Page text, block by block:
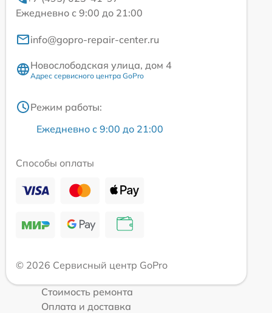
Ежедневно с 9:00 до 21:00
info@gopro-repair-center.ru
Новослободская улица, дом 4
Адрес сервисного центра GoPro
Режим работы:
Ежедневно с 9:00 до 21:00
Способы оплаты
© 2026 Сервисный центр GoPro
Стоимость ремонта
Оплата и доставка